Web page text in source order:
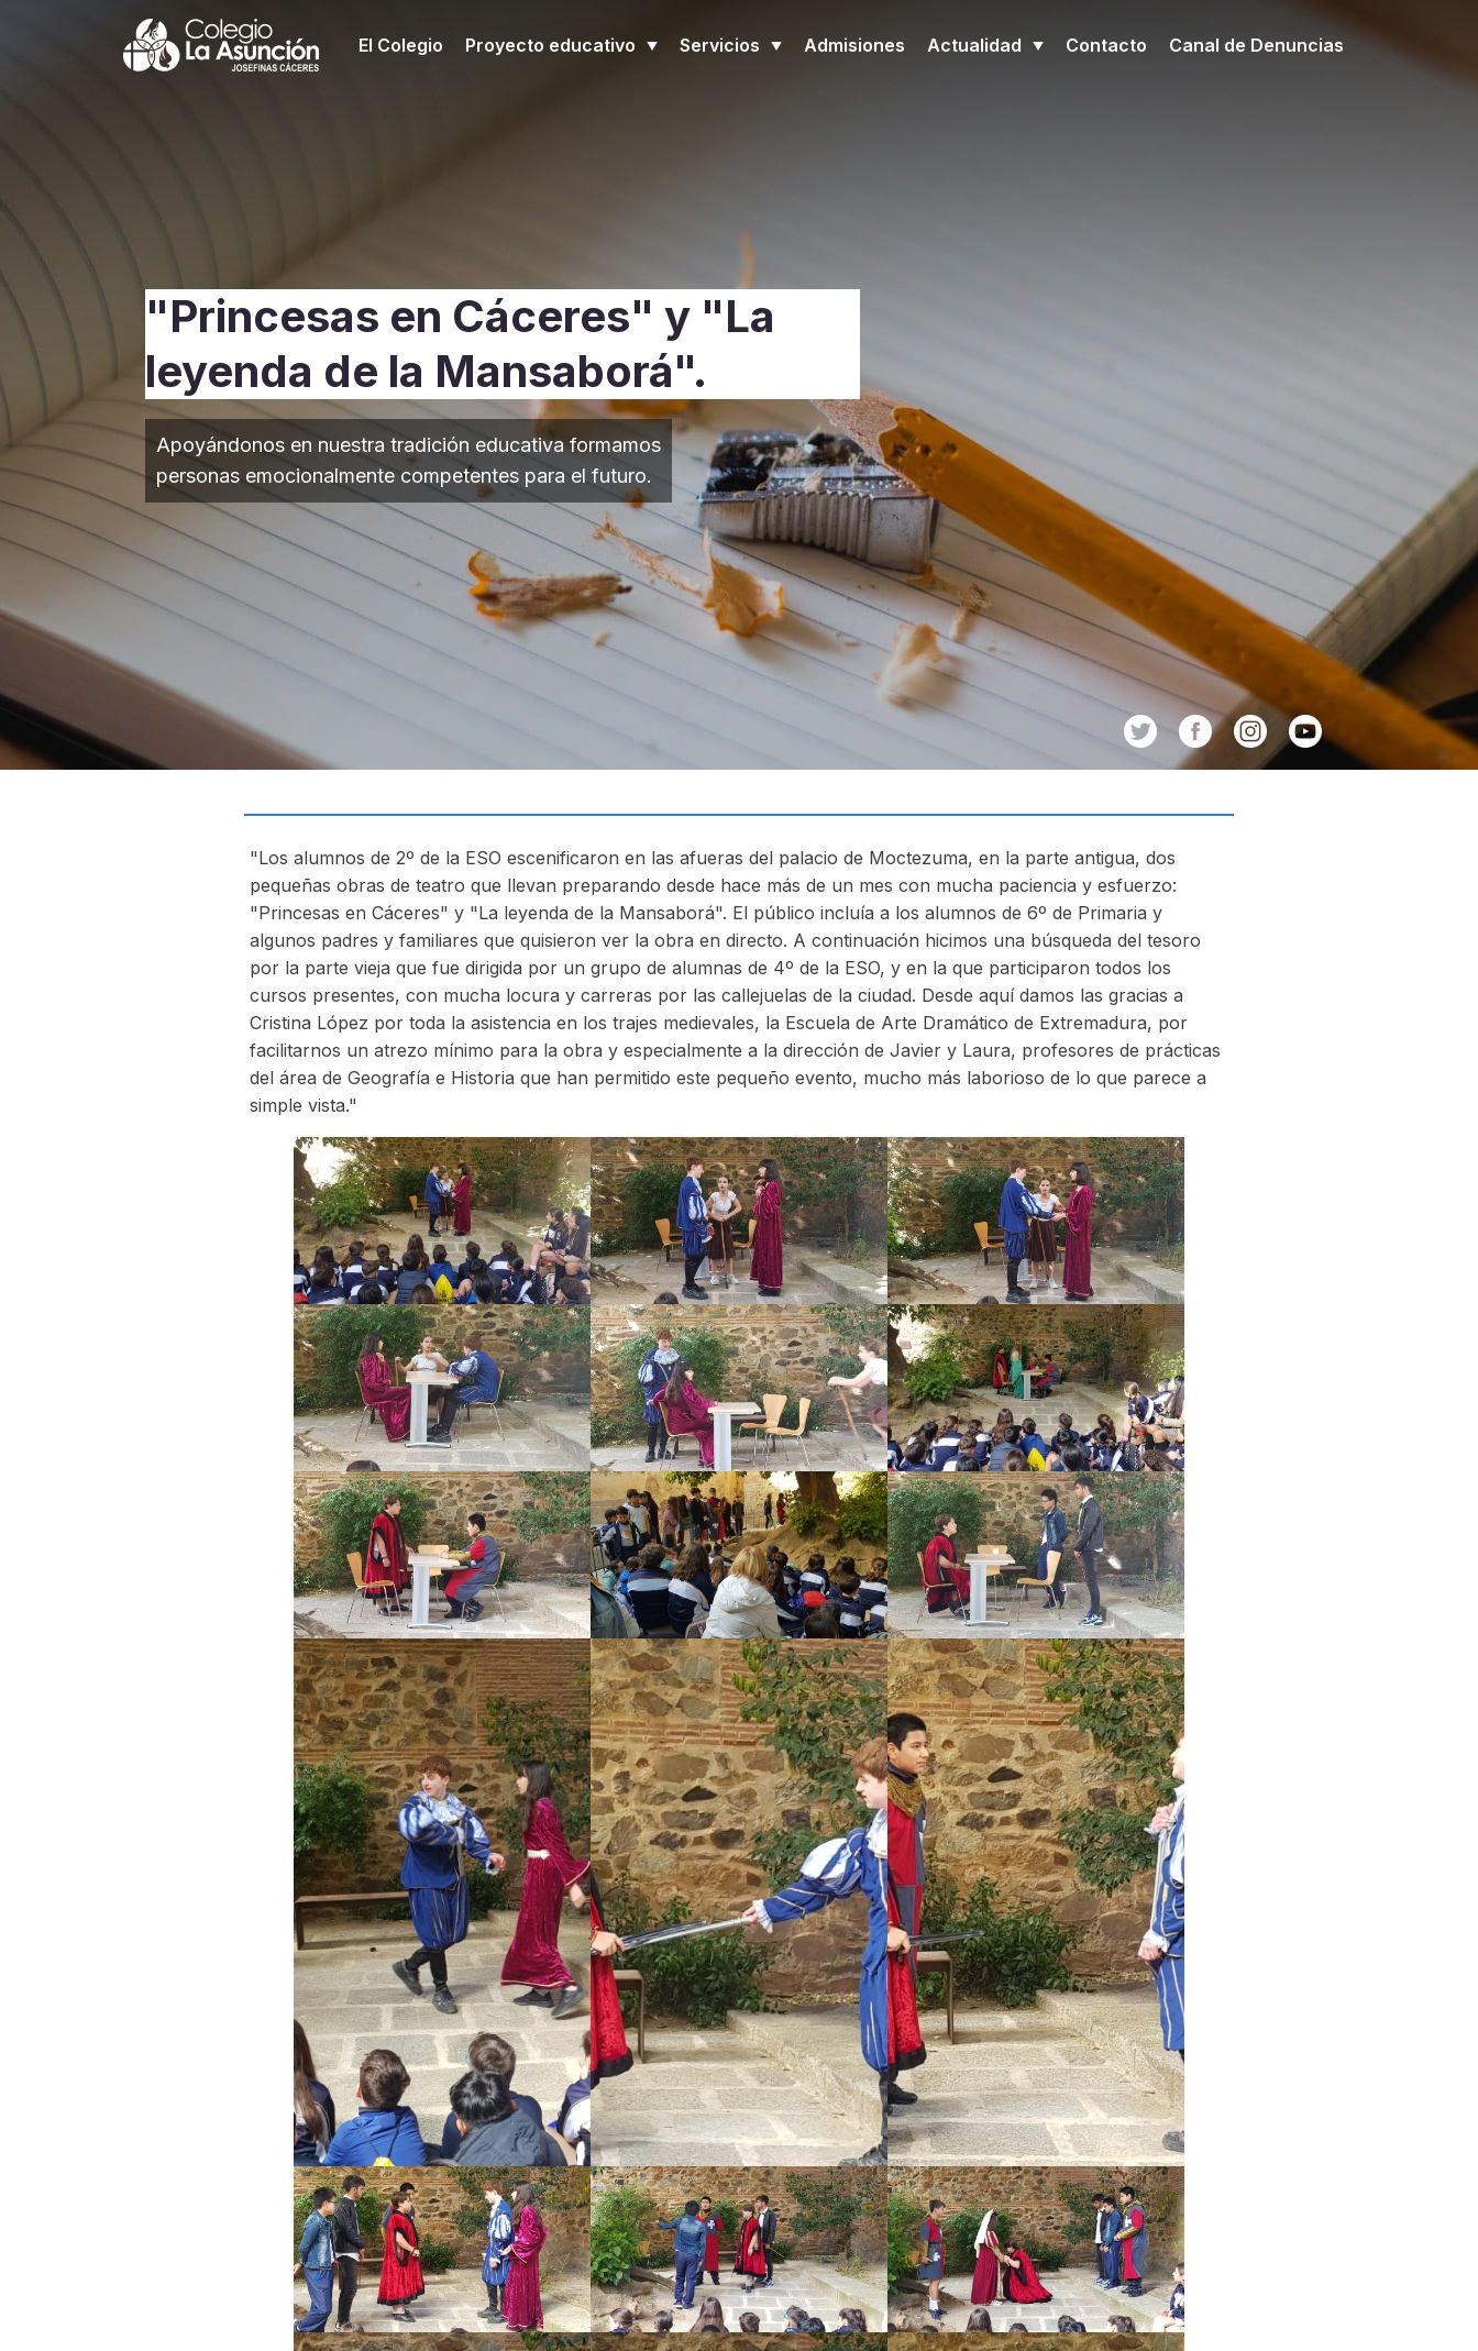
El Colegio Proyecto educativo Servicios Admisiones Actualidad Contacto Canal de Denuncias
"Princesas en Cáceres" y "La
leyenda de la Mansaborá".
Apoyándonos en nuestra tradición educativa formamos
personas emocionalmente competentes para el futuro.
"Los alumnos de 2º de la ESO escenificaron en las afueras del palacio de Moctezuma, en la parte antigua, dos
pequeñas obras de teatro que llevan preparando desde hace más de un mes con mucha paciencia y esfuerzo:
"Princesas en Cáceres" y "La leyenda de la Mansaborá". El público incluía a los alumnos de 6º de Primaria y
algunos padres y familiares que quisieron ver la obra en directo. A continuación hicimos una búsqueda del tesoro
por la parte vieja que fue dirigida por un grupo de alumnas de 4º de la ESO, y en la que participaron todos los
cursos presentes, con mucha locura y carreras por las callejuelas de la ciudad. Desde aquí damos las gracias a
Cristina López por toda la asistencia en los trajes medievales, la Escuela de Arte Dramático de Extremadura, por
facilitarnos un atrezo mínimo para la obra y especialmente a la dirección de Javier y Laura, profesores de prácticas
del área de Geografía e Historia que han permitido este pequeño evento, mucho más laborioso de lo que parece a
simple vista."